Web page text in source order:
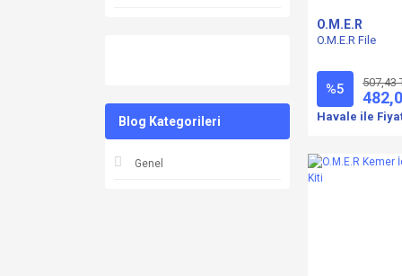
Blog Kategorileri
Genel
O.M.E.R
O.M.E.R File
%5 507,43
Havale ile